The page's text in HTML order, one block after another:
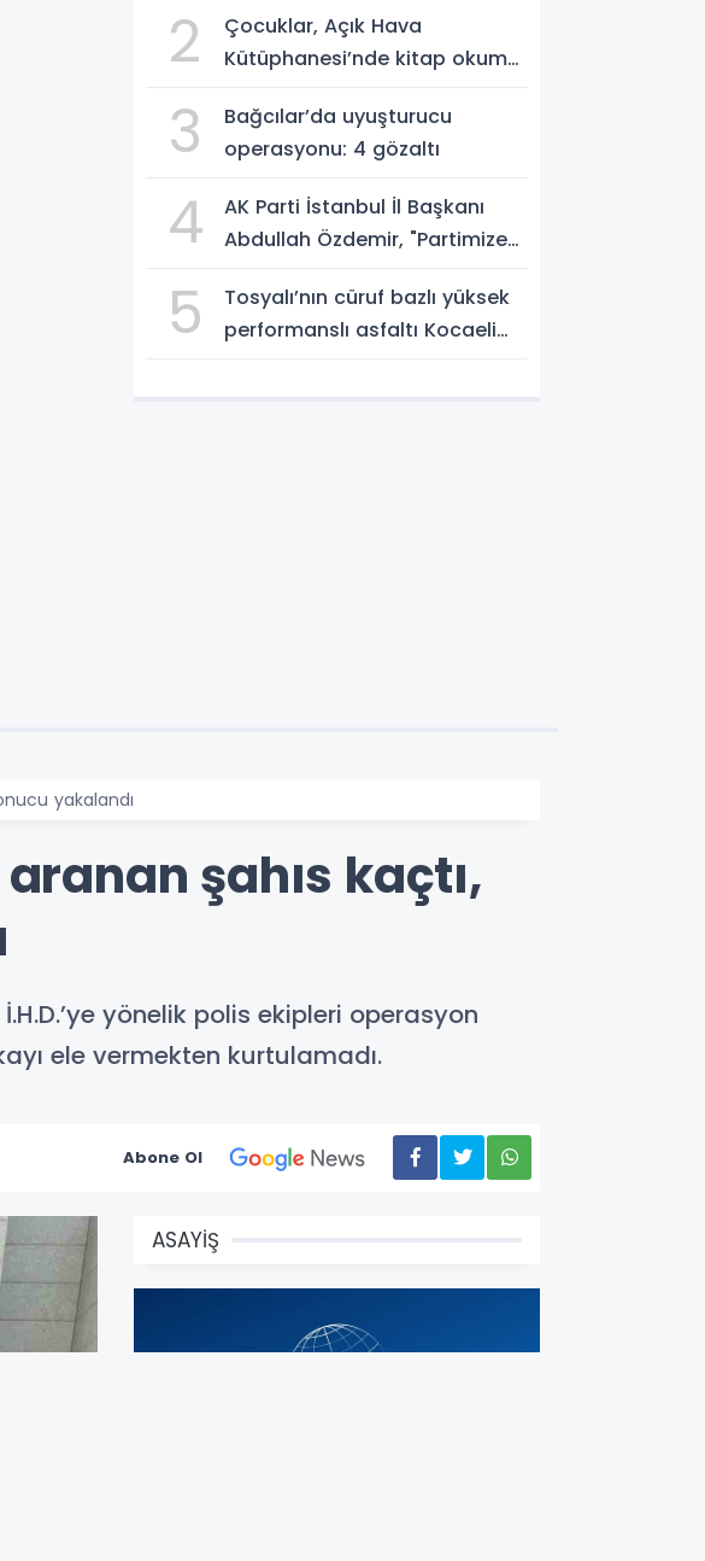
2
Çocuklar, Açık Hava
Kütüphanesi’nde kitap okuma
3
Bağcılar’da uyuşturucu
operasyonu: 4 gözaltı
4
AK Parti İstanbul İl Başkanı
Abdullah Özdemir, "Partimize
değil, Türkiye’nin büyümesidir"
5
Tosyalı’nın cüruf bazlı yüksek
performanslı asfaltı Kocaeli
yakalandı
aranan şahıs kaçtı,
yönelik polis ekipleri operasyon
ele vermekten kurtulamadı.
Abone Ol
ASAYİŞ